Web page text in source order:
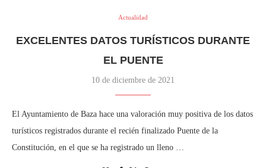
Actualidad
EXCELENTES DATOS TURÍSTICOS DURANTE
EL PUENTE
10 de diciembre de 2021
El Ayuntamiento de Baza hace una valoración muy positiva de los datos
turísticos registrados durante el recién finalizado Puente de la
Constitución, en el que se ha registrado un lleno …